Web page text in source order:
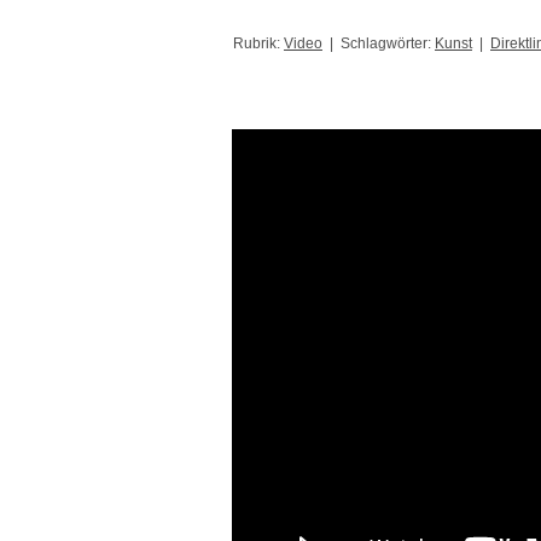
Rubrik: Video | Schlagwörter: Kunst|